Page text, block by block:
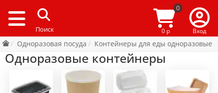
0
0 р Вход
Одноразовая посуда Контейнеры для еды одноразовые
Одноразовые контейнеры